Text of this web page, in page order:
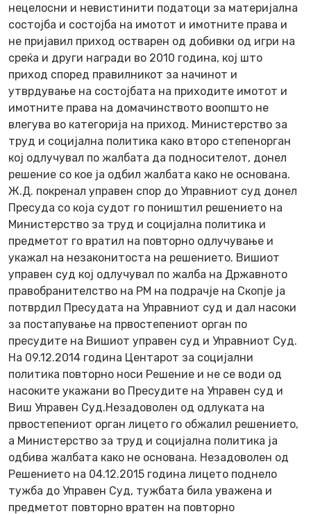
нецелосни и невистинити податоци за материјална
состојба и состојба на имотот и имотните права и
не пријавил приход остварен од добивки од игри на
среќа и други награди во 2010 година, кој што
приход според правилникот за начинот и
утврдување на состојбата на приходите имотот и
имотните права на домачинството воопшто не
влегува во категорија на приход. Министерство за
труд и социјална политика како второ степенорган
кој одлучувал по жалбата да подносителот, донел
решение со кое ја одбил жалбата како не основана.
Ж.Д. покренал управен спор до Управниот суд донел
Пресуда со која судот го поништил решението на
Министерство за труд и социјална политика и
предметот го вратил на повторно одлучување и
укажал на незаконитоста на решението. Вишиот
управен суд кој одлучувал по жалба на Државното
правобранителство на РМ на подрачје на Скопје ја
потврдил Пресудата на Управниот суд и дал насоки
за постапување на првостепениот орган по
пресудите на Вишиот управен суд и Управниот Суд.
На 09.12.2014 година Центарот за социјални
политика повторно носи Решение и не се води од
насоките укажани во Пресудите на Управен суд и
Виш Управен Суд.Незадоволен од одлуката на
првостепениот орган лицето го обжалил решението,
а Министерство за труд и социјална политика ја
одбива жалбата како не основана. Незадоволен од
Решението на 04.12.2015 година лицето поднело
тужба до Управен Суд, тужбата била уважена и
предметот повторно вратен на повторно